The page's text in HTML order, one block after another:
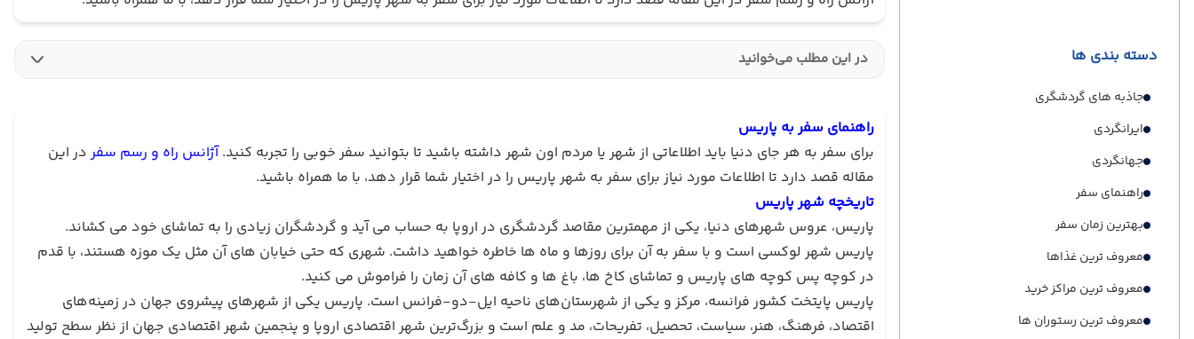
دسته بندی ها
جاذبه های گردشگری
ایرانگردی
جهانگردی
راهنمای سفر
بهترین زمان سفر
معروف ترین غذاها
معروف ترین مراکز خرید
معروف ترین رستوران ها
در این مطلب می‌خوانید
راهنمای سفر به پاریس
برای سفر به هر جای دنیا باید اطلاعاتی از شهر یا مردم اون شهر داشته باشید تا بتوانید سفر خوبی را تجربه کنید.آژانس راه و رسم سفردر این
مقاله قصد دارد تا اطلاعات مورد نیاز برای سفر به شهر پاریس را در اختیار شما قرار دهد، با ما همراه باشید.
تاریخچه شهر پاریس
پاریس، عروس شهرهای دنیا، یکی از مهمترین مقاصد گردشگری در اروپا به حساب می آید و گردشگران زیادی را به تماشای خود می کشاند.
پاریس شهر لوکسی است و با سفر به آن برای روزها و ماه ها خاطره خواهید داشت. شهری که حتی خیابان های آن مثل یک موزه هستند، با قدم
در کوچه پس کوچه های پاریس و تماشای کاخ ها، باغ ها و کافه های آن زمان را فراموش می کنید.
پاریس پایتخت کشور فرانسه، مرکز و یکی از شهرستان‌های ناحیه ایل-دو-فرانس است. پاریس یکی از شهرهای پیشروی جهان در زمینه‌های
اقتصاد، فرهنگ، هنر، سیاست، تحصیل، تفریحات، مد و علم است و بزرگ‌ترین شهر اقتصادی اروپا و پنجمین شهر اقتصادی جهان از نظر سطح تولید